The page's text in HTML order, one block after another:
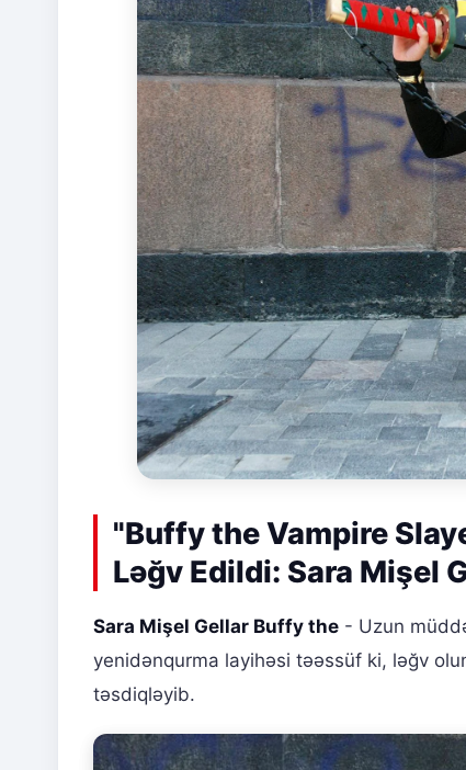
"Buffy the Vampire
Ləğv Edildi: Sara Mişel
Sara Mişel Gellar Buffy the - Uzun
yenidənqurma layihəsi təəssüf ki, ləğv
təsdiqləyib.